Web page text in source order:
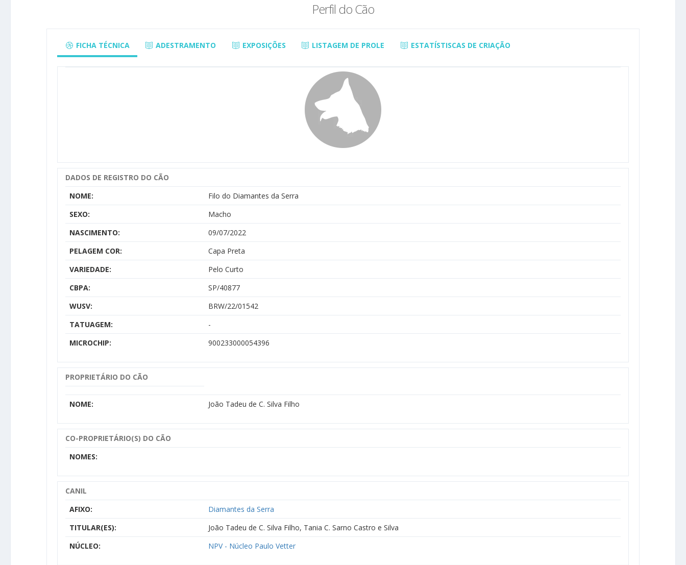
Perfil do Cão
FICHA TÉCNICA ADESTRAMENTO EXPOSIÇÕES LISTAGEM DE PROLE ESTATÍSTISCAS DE CRIAÇÃO
DADOS DE REGISTRO DO CÃO
NOME:
Filo do Diamantes da Serra
SEXO:
Macho
NASCIMENTO:
09/07/2022
PELAGEM COR:
Capa Preta
VARIEDADE:
Pelo Curto
CBPA:
SP/40877
WUSV:
BRW/22/01542
TATUAGEM:
-
MICROCHIP:
900233000054396
PROPRIETÁRIO DO CÃO
NOME: João Tadeu de C. Silva Filho
CO-PROPRIETÁRIO(S) DO CÃO
NOMES:
CANIL
AFIXO:
Diamantes da Serra
TITULAR(ES):
João Tadeu de C. Silva Filho, Tania C. Sarno Castro e Silva
NÚCLEO:
NPV - Núcleo Paulo Vetter